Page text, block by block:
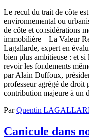
Le recul du trait de côte
environnemental ou
de côte et considérations
immobilière – La Valeur
Lagallarde, expert en
bien plus ambitieuse : et
revoir les fondements
par Alain Duffoux,
professeur agrégé de droit
contribution majeure à un
ParQuentin
Canicule dans